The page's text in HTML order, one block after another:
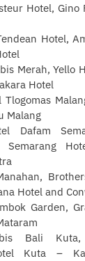
Hotel, Gino
Hotel,
Merah, Yello
Hotel
Tlogomas
Malang
Dafam
Semarang
Hotel and
Garden,
Bali Kuta,
Kuta –